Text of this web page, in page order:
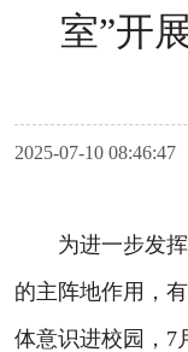
室”开
2025-07-10
为进一步发挥
的主阵地作用，
体意识进校园，7